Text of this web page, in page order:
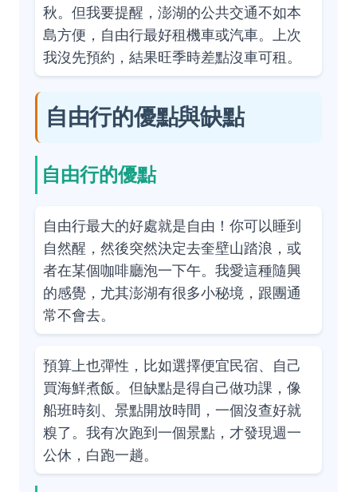
秋。但我要提醒，澎湖的公共交通不如本
島方便，自由行最好租機車或汽車。上次
我沒先預約，結果旺季時差點沒車可租。
自由行的優點與缺點
自由行的優點
自由行最大的好處就是自由！你可以睡到
自然醒，然後突然決定去奎壁山踏浪，或
者在某個咖啡廳泡一下午。我愛這種隨興
的感覺，尤其澎湖有很多小秘境，跟團通
常不會去。
預算上也彈性，比如選擇便宜民宿、自己
買海鮮煮飯。但缺點是得自己做功課，像
船班時刻、景點開放時間，一個沒查好就
糗了。我有次跑到一個景點，才發現週一
公休，白跑一趟。